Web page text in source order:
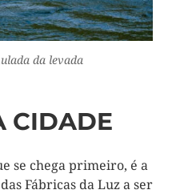
da levada
CIDADE
se chega primeiro, é a
Fábricas da Luz a ser